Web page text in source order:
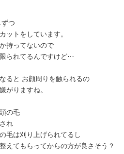
つ
ットをしています。
持ってないので
られてるんですけど⋯
ると お顔周りを触られるの
がりますね。
の毛
れ
毛は刈り上げられてるし
えてもらってからの方が良さそう？